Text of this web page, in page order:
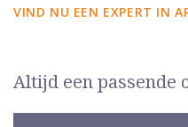
VIND NU EEN EXPERT IN
Altijd een passende